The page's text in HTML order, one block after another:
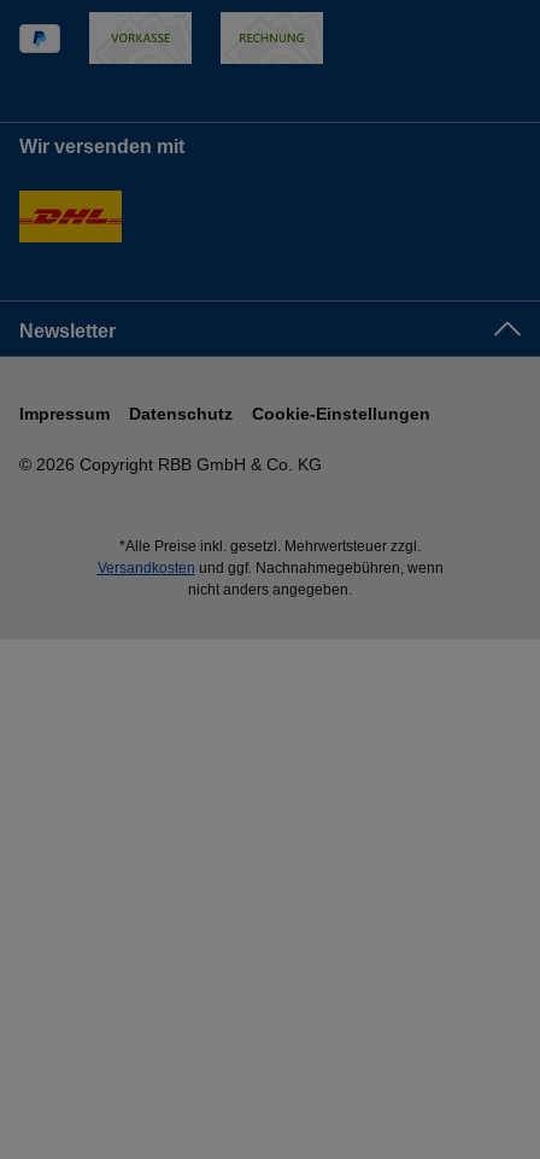
Wir versenden mit
Newsletter
© 2026 Copyright RBB GmbH & Co. KG
Impressum Datenschutz Cookie-Einstellungen
*Alle Preise inkl. gesetzl. Mehrwertsteuer zzgl.
Versandkosten und ggf. Nachnahmegebühren, wenn
nicht anders angegeben.